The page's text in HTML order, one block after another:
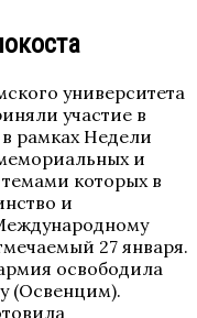
университета
участие в
рамках Недели
и
которых в
и
27 января.
освободила
(Освенцим).